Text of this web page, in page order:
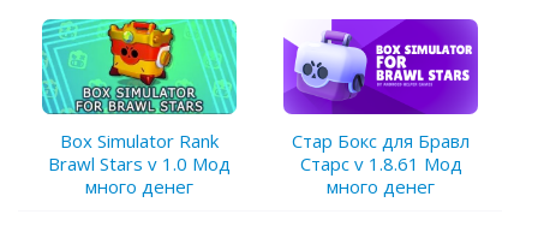
Box Simulator Rank
Brawl Stars v 1.0 Мод
много денег
Стар Бокс для Бравл
Старс v 1.8.61 Мод
много денег